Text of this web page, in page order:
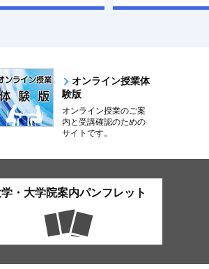
オンライン授業体
験版
オンライン授業のご案
内と受講確認のための
サイトです。
・大学院案内パンフレット